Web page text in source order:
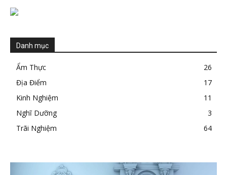
Danh mục
Ẩm Thực
26
Địa Điểm
17
Kinh Nghiệm
11
Nghĩ Dưỡng
3
Trãi Nghiệm
64